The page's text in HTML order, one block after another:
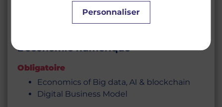
Organisations
Ethical leadership in changing world
L’économie numérique
Obligatoire
Economics of Big data, AI & blockchain
Digital Business Model
Personnaliser